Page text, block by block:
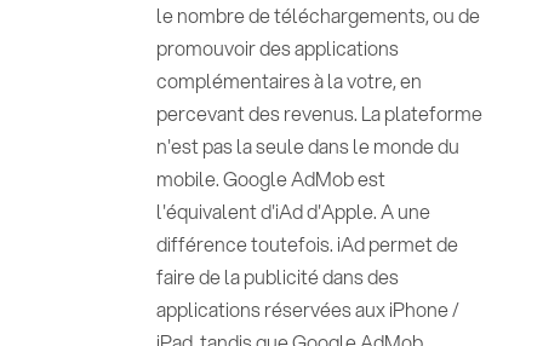
le nombre de téléchargements, ou de
promouvoir des applications
complémentaires à la votre, en
percevant des revenus. La plateforme
n'est pas la seule dans le monde du
mobile. Google AdMob est
l'équivalent d'iAd d'Apple. A une
différence toutefois. iAd permet de
faire de la publicité dans des
applications réservées aux iPhone /